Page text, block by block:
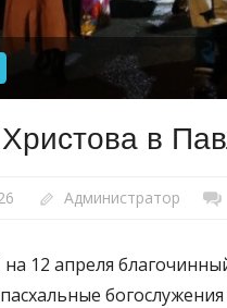
в
Администратор
на 12 апреля